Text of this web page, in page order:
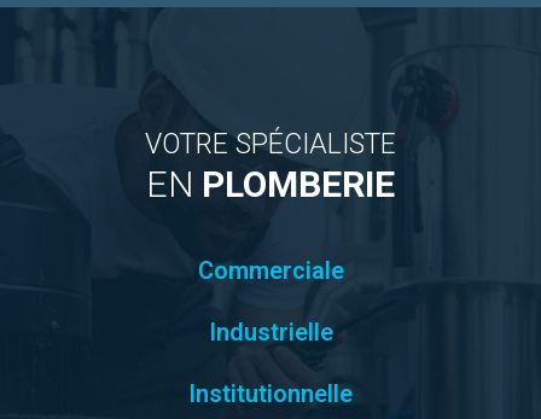
VOTRE SPÉCIALISTE
EN PLOMBERIE
Commerciale
Industrielle
Institutionnelle